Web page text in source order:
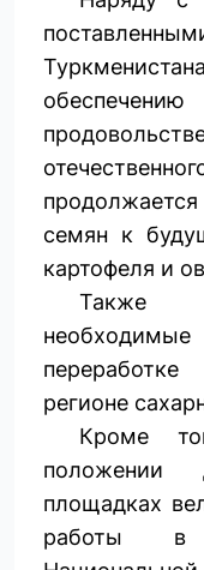
продолжается
семян к
картофеля и
Также
регионе
Кроме
положении
площадках
работы в